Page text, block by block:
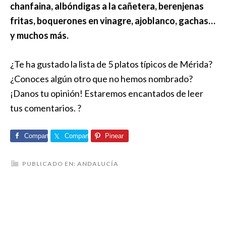
chanfaina, albóndigas a la cañetera, berenjenas
fritas, boquerones en vinagre, ajoblanco, gachas…
y muchos más.
¿Te ha gustado la lista de 5 platos típicos de Mérida?
¿Conoces algún otro que no hemos nombrado?
¡Danos tu opinión! Estaremos encantados de leer
tus comentarios. ?
Comparte Comparte Pinear
PUBLICADO EN: ANDALUCÍA